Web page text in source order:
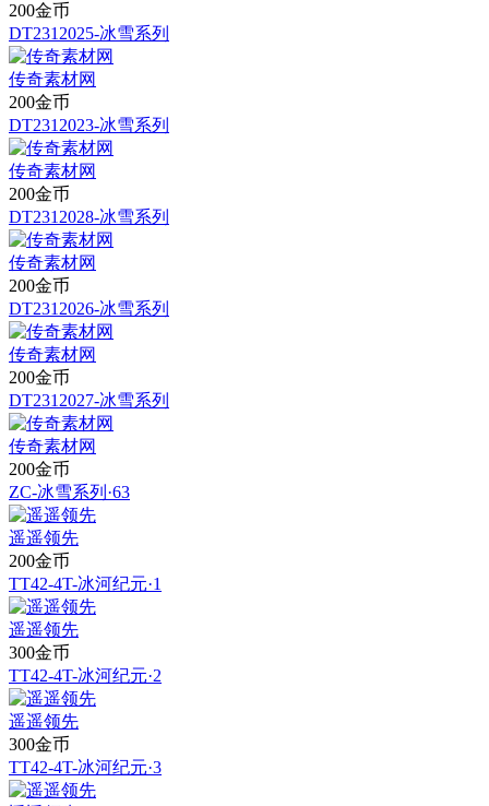
200金币
DT2312025-冰雪系列
传奇素材网
200金币
DT2312023-冰雪系列
传奇素材网
200金币
DT2312028-冰雪系列
传奇素材网
200金币
DT2312026-冰雪系列
传奇素材网
200金币
DT2312027-冰雪系列
传奇素材网
200金币
ZC-冰雪系列·63
遥遥领先
200金币
TT42-4T-冰河纪元·1
遥遥领先
300金币
TT42-4T-冰河纪元·2
遥遥领先
300金币
TT42-4T-冰河纪元·3